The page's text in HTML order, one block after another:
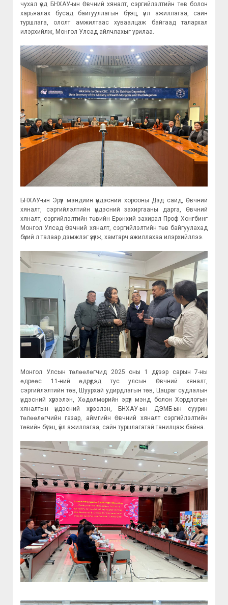
чухал үед БНХАУ-ын Өвчний хяналт, сэргийлэлтийн төв болон
харьяалах бусад байгууллагын бүтэц, үйл ажиллагаа, сайн
туршлага, ололт амжилтаас хуваалцаж байгаад талархал
илэрхийлж, Монгол Улсад айлчлахыг урилаа.
БНХАУ-ын Эрүүл мэндийн үндэсний хорооны Дэд сайд, Өвчний
хяналт, сэргийлэлтийн үндэсний захиргааны дарга, Өвчний
хяналт, сэргийлэлтийн төвийн Ерөнхий захирал Проф Хонгбинг
Монгол Улсад Өвчний хяналт, сэргийлэлтийн төв байгуулахад
бүхий л талаар дэмжлэг үзүүлж, хамтарч ажиллахаа илэрхийллээ.
Монгол Улсын төлөөлөгчид 2025 оны 1 дүгээр сарын 7-ны
өдрөөс 11-ний өдрүүдэд тус улсын Өвчний хяналт,
сэргийлэлтийн төв, Шуурхай удирдлагын төв, Цацраг судлалын
үндэсний хүрээлэн, Хөдөлмөрийн эрүүл мэнд болон Хордлогын
хяналтын үндэсний хүрээлэн, БНХАУ-ын ДЭМБ-ын суурин
төлөөлөгчийн газар, аймгийн Өвчний хяналт сэргийлэлтийн
төвийн бүтэц, үйл ажиллагаа, сайн туршлагатай танилцаж байна.